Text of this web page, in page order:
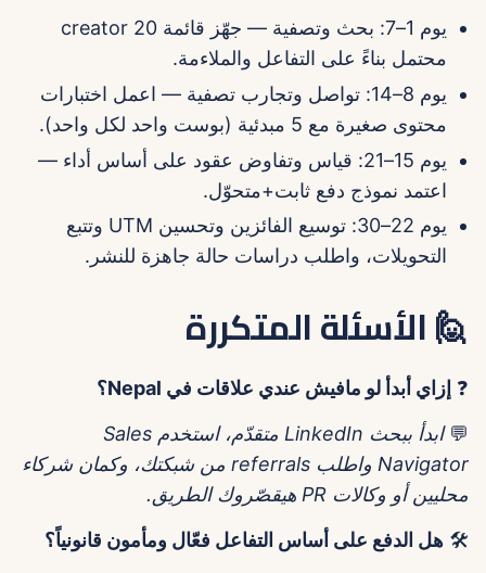
يوم 1–7: بحث وتصفية — جهّز قائمة 20 creator
محتمل بناءً على التفاعل والملاءمة.
يوم 8–14: تواصل وتجارب تصفية — اعمل اختبارات
محتوى صغيرة مع 5 مبدئية (بوست واحد لكل واحد).
يوم 15–21: قياس وتفاوض عقود على أساس أداء —
اعتمد نموذج دفع ثابت+متحوّل.
يوم 22–30: توسيع الفائزين وتحسين UTM وتتبع
التحويلات، واطلب دراسات حالة جاهزة للنشر.
🙋 الأسئلة المتكررة
❓ إزاي أبدأ لو مافيش عندي علاقات في Nepal؟
💬
ابدأ ببحث LinkedIn متقدّم، استخدم Sales
Navigator واطلب referrals من شبكتك، وكمان شركاء
محليين أو وكالات PR هيقصّروك الطريق.
🛠️ هل الدفع على أساس التفاعل فعّال ومأمون قانونياً؟